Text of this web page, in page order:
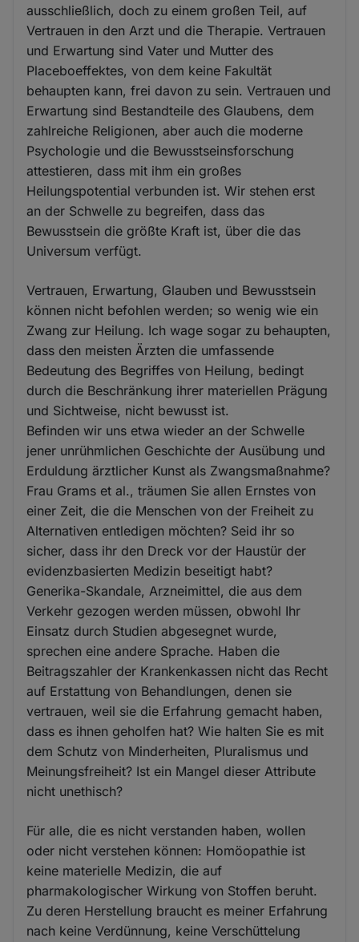
ausschließlich, doch zu einem großen Teil, auf
Vertrauen in den Arzt und die Therapie. Vertrauen
und Erwartung sind Vater und Mutter des
Placeboeffektes, von dem keine Fakultät
behaupten kann, frei davon zu sein. Vertrauen und
Erwartung sind Bestandteile des Glaubens, dem
zahlreiche Religionen, aber auch die moderne
Psychologie und die Bewusstseinsforschung
attestieren, dass mit ihm ein großes
Heilungspotential verbunden ist. Wir stehen erst
an der Schwelle zu begreifen, dass das
Bewusstsein die größte Kraft ist, über die das
Universum verfügt.
Vertrauen, Erwartung, Glauben und Bewusstsein
können nicht befohlen werden; so wenig wie ein
Zwang zur Heilung. Ich wage sogar zu behaupten,
dass den meisten Ärzten die umfassende
Bedeutung des Begriffes von Heilung, bedingt
durch die Beschränkung ihrer materiellen Prägung
und Sichtweise, nicht bewusst ist.
Befinden wir uns etwa wieder an der Schwelle
jener unrühmlichen Geschichte der Ausübung und
Erduldung ärztlicher Kunst als Zwangsmaßnahme?
Frau Grams et al., träumen Sie allen Ernstes von
einer Zeit, die die Menschen von der Freiheit zu
Alternativen entledigen möchten? Seid ihr so
sicher, dass ihr den Dreck vor der Haustür der
evidenzbasierten Medizin beseitigt habt?
Generika-Skandale, Arzneimittel, die aus dem
Verkehr gezogen werden müssen, obwohl Ihr
Einsatz durch Studien abgesegnet wurde,
sprechen eine andere Sprache. Haben die
Beitragszahler der Krankenkassen nicht das Recht
auf Erstattung von Behandlungen, denen sie
vertrauen, weil sie die Erfahrung gemacht haben,
dass es ihnen geholfen hat? Wie halten Sie es mit
dem Schutz von Minderheiten, Pluralismus und
Meinungsfreiheit? Ist ein Mangel dieser Attribute
nicht unethisch?
Für alle, die es nicht verstanden haben, wollen
oder nicht verstehen können: Homöopathie ist
keine materielle Medizin, die auf
pharmakologischer Wirkung von Stoffen beruht.
Zu deren Herstellung braucht es meiner Erfahrung
nach keine Verdünnung, keine Verschüttelung